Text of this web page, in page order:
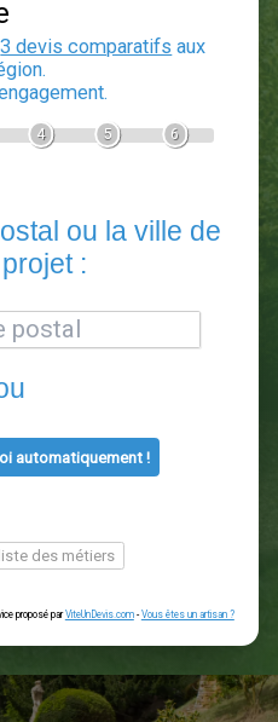
3 devis comparatifs
projet :
ou
moi automatiquement !